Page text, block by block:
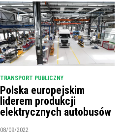
TRANSPORT PUBLICZNY
Polska europejskim
liderem produkcji
elektrycznych autobusów
08/09/2022